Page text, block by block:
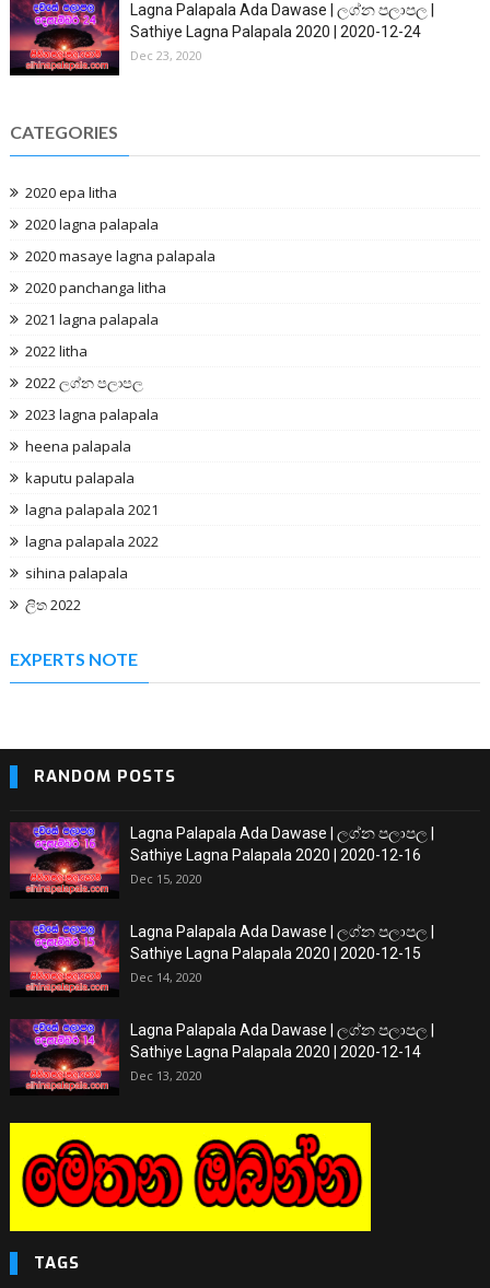
Lagna Palapala Ada Dawase | ලග්න පලාපල |
Sathiye Lagna Palapala 2020 | 2020-12-24
Dec 23, 2020
CATEGORIES
2020 epa litha
2020 lagna palapala
2020 masaye lagna palapala
2020 panchanga litha
2021 lagna palapala
2022 litha
2022 ලග්න පලාපල
2023 lagna palapala
heena palapala
kaputu palapala
lagna palapala 2021
lagna palapala 2022
sihina palapala
ලිත 2022
EXPERTS NOTE
RANDOM POSTS
Lagna Palapala Ada Dawase | ලග්න පලාපල |
Sathiye Lagna Palapala 2020 | 2020-12-16
Dec 15, 2020
Lagna Palapala Ada Dawase | ලග්න පලාපල |
Sathiye Lagna Palapala 2020 | 2020-12-15
Dec 14, 2020
Lagna Palapala Ada Dawase | ලග්න පලාපල |
Sathiye Lagna Palapala 2020 | 2020-12-14
Dec 13, 2020
TAGS